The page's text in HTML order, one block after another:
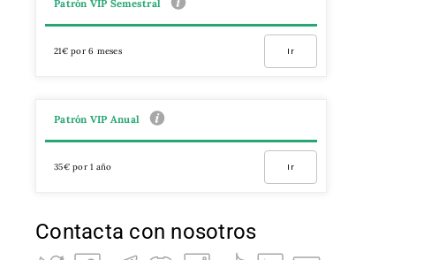
Patrón VIP Semestral
21€ por 6 meses Ir
Patrón VIP Anual
35€ por 1 año Ir
Contacta con nosotros